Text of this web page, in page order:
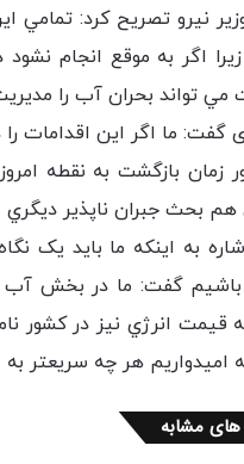
نیرو تصریح کرد: تمامي
زيرا اگر به موقع انجام
مي تواند بحران آب را
گفت: ما اگر اين اقدامات
زمان بازگشت به نقطه
بحث جبران ناپذير
به اينكه ما بايد يک
گفت: ما در بخش آب
قيمت انرژي نيز در كشور
اميدواريم هر چه سريعتر
مشابه